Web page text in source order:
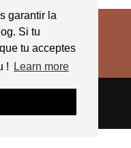
garantir la
Si tu
tu acceptes
!
Learn more
pipdig